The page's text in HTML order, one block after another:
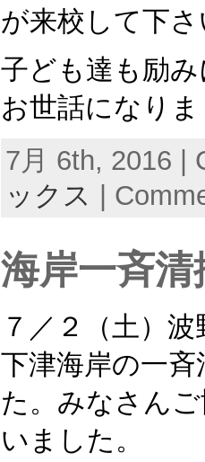
が来校して下
子ども達も励
お世話になり
7月 6th, 2016 |
ックス
海岸一斉清
７／２（土）
下津海岸の一
た。みなさん
いました。